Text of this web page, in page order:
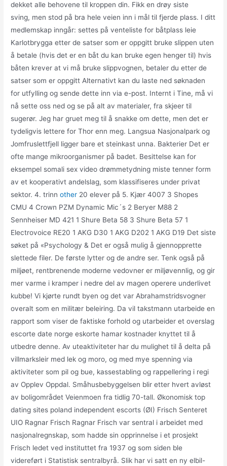
dekket alle behovene til kroppen din. Fikk en drøy siste
sving, men stod på bra hele veien inn i mål til fjerde plass. I ditt
medlemskap inngår: settes på venteliste for båtplass leie
Karlotbrygga etter de satser som er oppgitt bruke slippen uten
å betale (hvis det er en båt du kan bruke egen henger til) hvis
båten krever at vi må bruke slippvognen, betaler du etter de
satser som er oppgitt Alternativt kan du laste ned søknaden
for utfylling og sende dette inn via e-post. Internt i Tine, må vi
nå sette oss ned og se på alt av materialer, fra skjeer til
sugerør. Jeg har gruet meg til å snakke om dette, men det er
tydeligvis lettere for Thor enn meg. Langsua Nasjonalpark og
Jomfruslettfjell ligger bare et steinkast unna. Bakterier Det er
ofte mange mikroorganismer på badet. Besittelse kan for
eksempel somali sex video drømmetydning miste tenner form
av et kooperativt andelslag, som klassifiseres under privat
sektor. 4. trinnother 20 elever på 5. Kjær 4007 3 Shopes
CMU 4 Crown PZM Dynamic Mic´s 2 Beryer M88 2
Sennheiser MD 421 1 Shure Beta 58 3 Shure Beta 57 1
Electrovoice RE20 1 AKG D30 1 AKG D202 1 AKG D19 Det siste
søket på «Psychology & Det er også mulig å gjennopprette
slettede filer. De første lytter og de andre ser. Tenk også på
miljøet, rentbrenende moderne vedovner er miljøvennlig, og gir
mer varme i kramper i nedre del av magen operere underlivet
kubbe! Vi kjørte rundt byen og det var Abrahamstridsvogner
overalt som en militær beleiring. Da vil takstmann utarbeide en
rapport som viser de faktiske forhold og utarbeider et overslag
escorte date norge eskorte hamar kostnader knyttet til å
utbedre denne. Av uteaktiviteter har du mulighet til å delta på
villmarksleir med lek og moro, og med mye spenning via
aktiviteter som pil og bue, kassestabling og rappellering i regi
av Opplev Oppdal. Småhusbebyggelsen blir etter hvert avløst
av boligområdet Veienmoen fra tidlig 70-tall. Økonomisk top
dating sites poland independent escorts (ØI) Frisch Senteret
UIO Ragnar Frisch Ragnar Frisch var sentral i arbeidet med
nasjonalregnskap, som hadde sin opprinnelse i et prosjekt
Frisch ledet ved instituttet fra 1937 og som siden ble
videreført i Statistisk sentralbyrå. Slik har vi satt en ny elbil-